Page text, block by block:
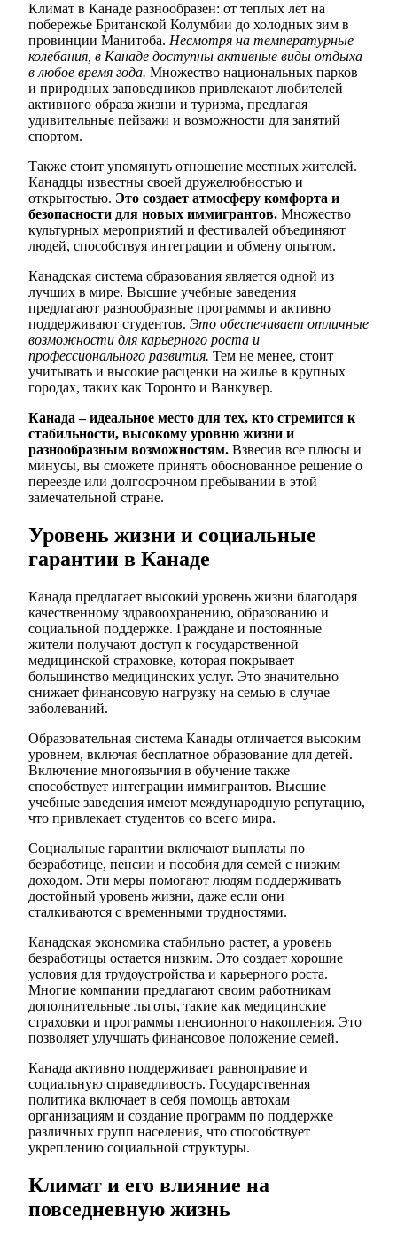
Климат в Канаде разнообразен: от теплых лет на
побережье Британской Колумбии до холодных зим в
провинции Манитоба. Несмотря на температурные
колебания, в Канаде доступны активные виды отдыха
в любое время года. Множество национальных парков
и природных заповедников привлекают любителей
активного образа жизни и туризма, предлагая
удивительные пейзажи и возможности для занятий
спортом.
Также стоит упомянуть отношение местных жителей.
Канадцы известны своей дружелюбностью и
открытостью. Это создает атмосферу комфорта и
безопасности для новых иммигрантов. Множество
культурных мероприятий и фестивалей объединяют
людей, способствуя интеграции и обмену опытом.
Канадская система образования является одной из
лучших в мире. Высшие учебные заведения
предлагают разнообразные программы и активно
поддерживают студентов. Это обеспечивает отличные
возможности для карьерного роста и
профессионального развития. Тем не менее, стоит
учитывать и высокие расценки на жилье в крупных
городах, таких как Торонто и Ванкувер.
Канада – идеальное место для тех, кто стремится к
стабильности, высокому уровню жизни и
разнообразным возможностям. Взвесив все плюсы и
минусы, вы сможете принять обоснованное решение о
переезде или долгосрочном пребывании в этой
замечательной стране.
Уровень жизни и социальные
гарантии в Канаде
Канада предлагает высокий уровень жизни благодаря
качественному здравоохранению, образованию и
социальной поддержке. Граждане и постоянные
жители получают доступ к государственной
медицинской страховке, которая покрывает
большинство медицинских услуг. Это значительно
снижает финансовую нагрузку на семью в случае
заболеваний.
Образовательная система Канады отличается высоким
уровнем, включая бесплатное образование для детей.
Включение многоязычия в обучение также
способствует интеграции иммигрантов. Высшие
учебные заведения имеют международную репутацию,
что привлекает студентов со всего мира.
Социальные гарантии включают выплаты по
безработице, пенсии и пособия для семей с низким
доходом. Эти меры помогают людям поддерживать
достойный уровень жизни, даже если они
сталкиваются с временными трудностями.
Канадская экономика стабильно растет, а уровень
безработицы остается низким. Это создает хорошие
условия для трудоустройства и карьерного роста.
Многие компании предлагают своим работникам
дополнительные льготы, такие как медицинские
страховки и программы пенсионного накопления. Это
позволяет улучшать финансовое положение семей.
Канада активно поддерживает равноправие и
социальную справедливость. Государственная
политика включает в себя помощь автохам
организациям и создание программ по поддержке
различных групп населения, что способствует
укреплению социальной структуры.
Климат и его влияние на
повседневную жизнь